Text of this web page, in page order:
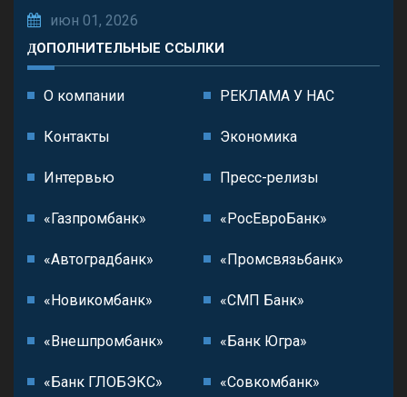
июн 01, 2026
ДОПОЛНИТЕЛЬНЫЕ ССЫЛКИ
О компании РЕКЛАМА У НАС
Контакты Экономика
Интервью Пресс-релизы
«Газпромбанк» «РосЕвроБанк»
«Автоградбанк» «Промсвязьбанк»
«Новикомбанк» «СМП Банк»
«Внешпромбанк» «Банк Югра»
«Банк ГЛОБЭКС» «Совкомбанк»